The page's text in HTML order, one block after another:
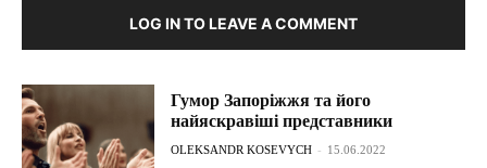
LOG IN TO LEAVE A COMMENT
Гумор Запоріжжя та його
найяскравіші представники
OLEKSANDR KOSEVYCH - 15.06.2022